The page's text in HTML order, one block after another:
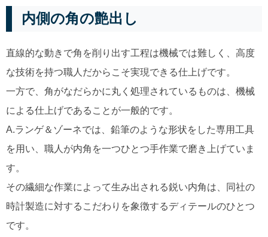
内側の角の艶出し
直線的な動きで角を削り出す工程は機械では難しく、高度
な技術を持つ職人だからこそ実現できる仕上げです。
一方で、角がなだらかに丸く処理されているものは、機械
による仕上げであることが一般的です。
A.ランゲ＆ゾーネでは、鉛筆のような形状をした専用工具
を用い、職人が内角を一つひとつ手作業で磨き上げていま
す。
その繊細な作業によって生み出される鋭い内角は、同社の
時計製造に対するこだわりを象徴するディテールのひとつ
です。